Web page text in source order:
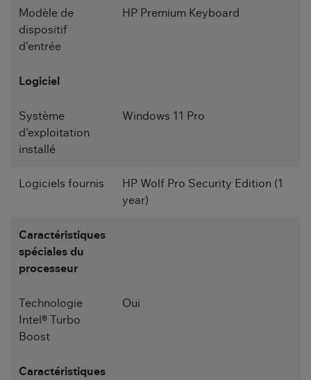
Modèle de
dispositif
d’entrée
HP Premium Keyboard
Logiciel
Système
d'exploitation
installé
Windows 11 Pro
Logiciels fournis
HP Wolf Pro Security Edition (1
year)
Caractéristiques
spéciales du
processeur
Technologie
Intel® Turbo
Boost
Oui
Caractéristiques